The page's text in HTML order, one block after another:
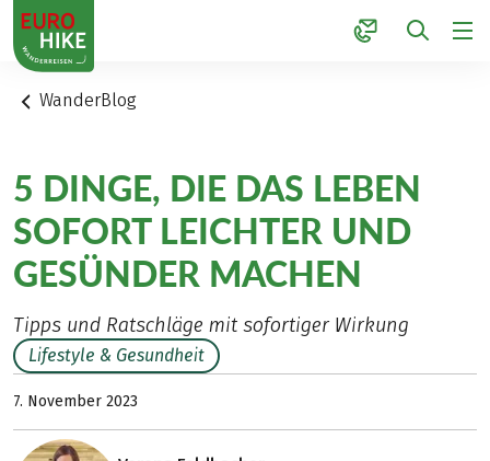
1
WanderBlog
5 DINGE, DIE DAS LEBEN
SOFORT LEICHTER UND
GESÜNDER MACHEN
Tipps und Ratschläge mit sofortiger Wirkung
Lifestyle & Gesundheit
7. November 2023